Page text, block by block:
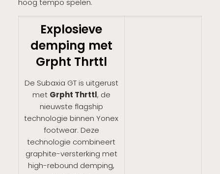
hoog tempo spelen.
Explosieve
demping met
Grpht Thrttl
De Subaxia GT is uitgerust
met Grpht Thrttl, de
nieuwste flagship
technologie binnen Yonex
footwear. Deze
technologie combineert
graphite-versterking met
high-rebound demping,